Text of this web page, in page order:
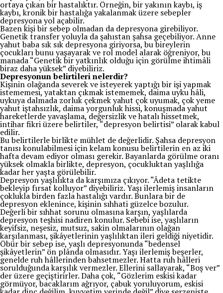
ortaya çıkan bir hastalıktır. Örneğin, bir yakının kaybı, iş
kaybı, kronik bir hastalığa yakalanmak üzere sebepler
depresyona yol açabilir.
Bazen kişi bir sebep olmadan da depresyona girebiliyor.
Genetik transfer yoluyla da şahıstan şahsa geçebiliyor. Anne
yahut baba sık sık depresyona giriyorsa, bu bireylerin
çocukları bunu yaşayarak ve rol model alarak öğreniyor, bu
manada “Genetik bir yatkınlık olduğu için görülme ihtimâli
biraz daha yüksek” diyebiliriz.
Depresyonun belirtileri nelerdir?
Kişinin olağanda severek ve isteyerek yaptığı bir işi yapmak
istememesi, yataktan çıkmak istememek, daima uyku hâli,
uykuya dalmada zorluk çekmek yahut çok uyumak, çok yeme
yahut iştahsızlık, daima yorgunluk hissi, konuşmada yahut
hareketlerde yavaşlama, değersizlik ve hatalı hissetmek,
intihar fikri üzere belirtiler, “depresyon belirtisi” olarak kabul
edilir.
Bu belirtilerle birlikte mühlet de değerlidir. Şahsa depresyon
tanısı konulabilmesi için kelam konusu belirtilerin en az iki
hafta devam ediyor olması gerekir. Bayanlarda görülme oranı
yüksek olmakla birlikte, depresyon, çocukluktan yaşlılığa
kadar her yaşta görülebilir.
Depresyon yaşlılıkta da karşımıza çıkıyor. “Âdeta tetikte
bekleyip fırsat kolluyor” diyebiliriz. Yaşı ilerlemiş insanların
çoklukla birden fazla hastalığı vardır. Bunlara bir de
depresyon eklenince, kişinin sıhhati güzelce bozulur.
Değerli bir sıhhat sorunu olmasına karşın, yaşlılarda
depresyon teşhisi nadiren konulur. Sebebi ise, yaşlıların
keyifsiz, neşesiz, mutsuz, sakin olmalarının olağan
karşılanması, şikâyetlerinin yaşlılıktan ileri geldiği niyetidir.
Öbür bir sebep ise, yaşlı depresyonunda “bedensel
şikâyetlerin” ön plânda olmasıdır. Yaşı ilerlemiş beşerler,
genelde ruh hâllerinden bahsetmezler. Hatta ruh hâlleri
sorulduğunda karşılık vermezler. Ellerini sallayarak, “Boş ver”
der üzere geçiştirirler. Daha çok, “Gözlerim eskisi kadar
görmüyor, bacaklarım ağrıyor, çabuk yoruluyorum, eskisi